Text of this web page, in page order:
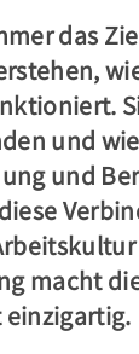
das
und
und
macht